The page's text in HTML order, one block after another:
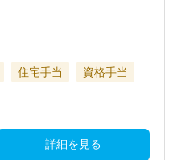
住宅手当
資格手当
詳細を見る